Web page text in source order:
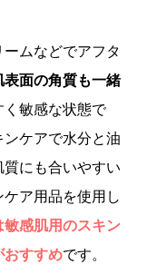
ムなどでアフタ
表面の角質も一緒
く敏感な状態で
ケアで水分と油
にも合いやすい
ア用品を使用し
敏感肌用のスキン
おすすめです。